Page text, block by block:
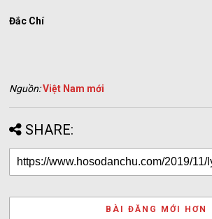
Đắc Chí
Nguồn:Việt Nam mới
SHARE:
BÀI ĐĂNG MỚI HƠN